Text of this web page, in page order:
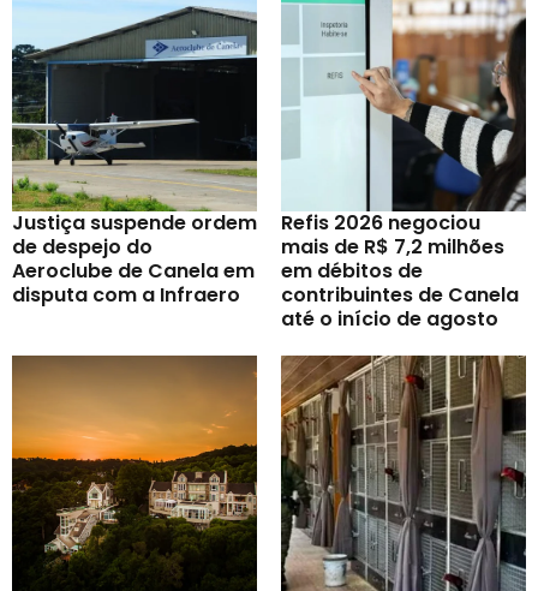
Justiça suspende ordem
de despejo do
Aeroclube de Canela em
disputa com a Infraero
Refis 2026 negociou
mais de R$ 7,2 milhões
em débitos de
contribuintes de Canela
até o início de agosto